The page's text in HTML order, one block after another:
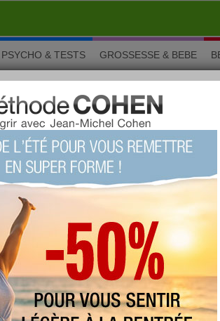
PSYCHO & TESTS GROSSESSE & BEBE
la méthode
› 8/10